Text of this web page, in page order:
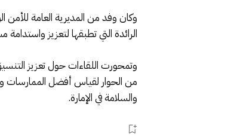
وكان وفد من المديرية العامة للأمن
الرائدة التي تطبقها لتعزيز
وتمحورت اللقاءات حول تعزيز
من الحوار لقياس أفضل
والسلامة في الإمارة.